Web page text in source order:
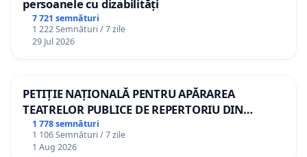
persoanele cu dizabilități
7 721 semnături
1 222 Semnături / 7 zile
29 Jul 2026
PETIȚIE NAȚIONALĂ PENTRU APĂRAREA
TEATRELOR PUBLICE DE REPERTORIU DIN
ROMÂNIA
1 778 semnături
1 106 Semnături / 7 zile
1 Aug 2026